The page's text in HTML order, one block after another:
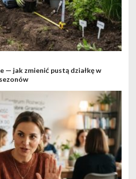
— jak zmienić pustą działkę w